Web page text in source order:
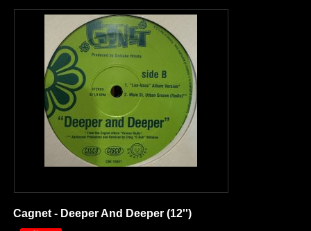
Cagnet - Deeper And Deeper (12'')